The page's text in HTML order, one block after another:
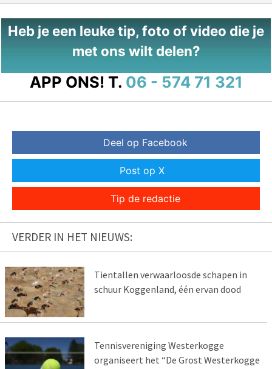
Heb je een leuke tip, foto of video die je
met ons wilt delen?
APP ONS! T. 06 - 574 71 321
Deel op Facebook
Post op X
Tip de redactie
VERDER IN HET NIEUWS:
Tientallen verwaarloosde schapen in
schuur Koggenland, één ervan dood
Tennisvereniging Westerkogge
organiseert het “De Grost Westerkogge